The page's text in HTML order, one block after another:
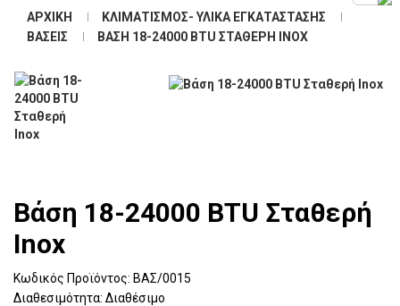
ΑΡΧΙΚΉ
ΚΛΙΜΑΤΙΣΜΌΣ- ΥΛΙΚΆ ΕΓΚΑΤΆΣΤΑΣΗΣ
ΒΆΣΕΙΣ
ΒΆΣΗ 18-24000 BTU ΣΤΑΘΕΡΉ INOX
Βάση 18-24000 BTU Σταθερή
Inox
Κωδικός Προϊόντος: ΒΑΣ/0015
Διαθεσιμότητα: Διαθέσιμο